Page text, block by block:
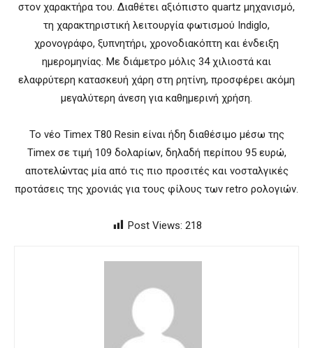
στον χαρακτήρα του. Διαθέτει αξιόπιστο quartz μηχανισμό,
τη χαρακτηριστική λειτουργία φωτισμού Indiglo,
χρονογράφο, ξυπνητήρι, χρονοδιακόπτη και ένδειξη
ημερομηνίας. Με διάμετρο μόλις 34 χιλιοστά και
ελαφρύτερη κατασκευή χάρη στη ρητίνη, προσφέρει ακόμη
μεγαλύτερη άνεση για καθημερινή χρήση.
Το νέο Timex T80 Resin είναι ήδη διαθέσιμο μέσω της
Timex σε τιμή 109 δολαρίων, δηλαδή περίπου 95 ευρώ,
αποτελώντας μία από τις πιο προσιτές και νοσταλγικές
προτάσεις της χρονιάς για τους φίλους των retro ρολογιών.
Post Views: 218